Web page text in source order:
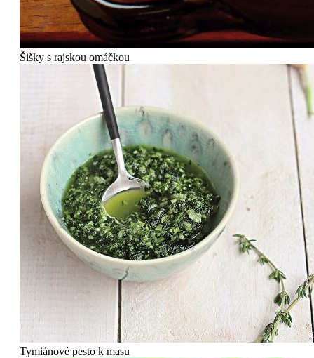
Šišky s rajskou omáčkou
Tymiánové pesto k masu